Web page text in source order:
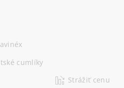
cumlíky
Strážiť cenu